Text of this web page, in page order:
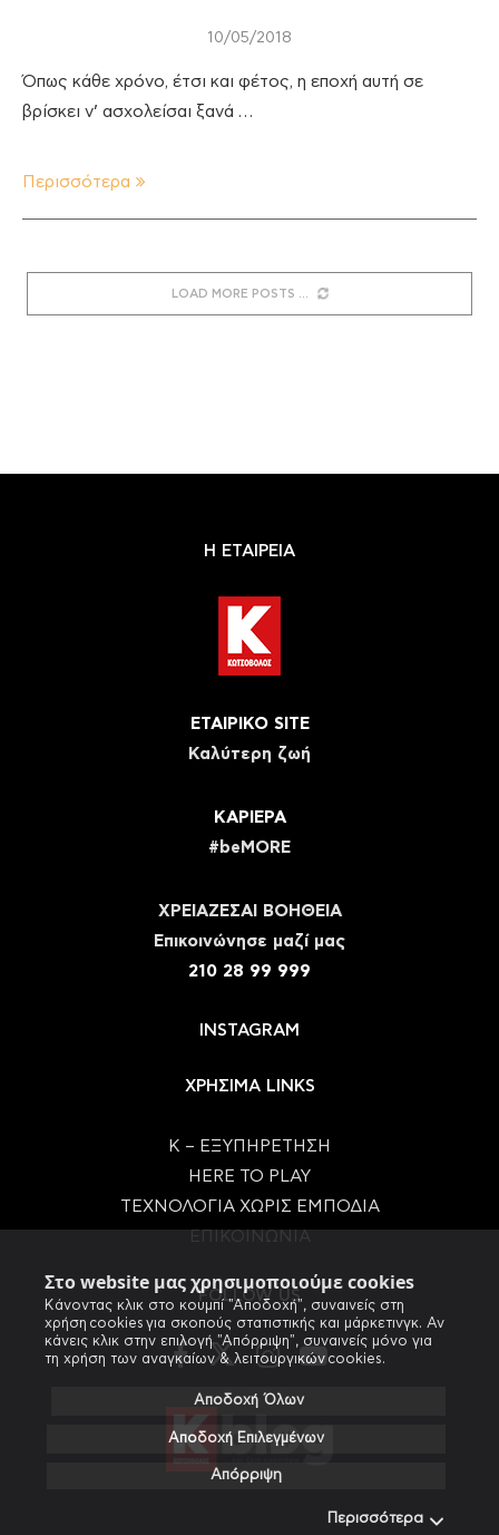
Στο website μας χρησιμοποιούμε cookies
Κάνοντας κλικ στο κουμπί "Αποδοχή", συναινείς στη
χρήση cookies για σκοπούς στατιστικής και μάρκετινγκ. Αν
κάνεις κλικ στην επιλογή "Απόρριψη", συναινείς μόνο για
τη χρήση των αναγκαίων & λειτουργικών cookies.
Αποδοχή Όλων
Αποδοχή Επιλεγμένων
Απόρριψη
Περισσότερα
10/05/2018
Όπως κάθε χρόνο, έτσι και φέτος, η εποχή αυτή σε
βρίσκει ν’ ασχολείσαι ξανά …
Περισσότερα
LOAD MORE POSTS
Η ΕΤΑΙΡΕΙΑ
ΕΤΑΙΡΙΚΟ SITE
Καλύτερη ζωή
ΚΑΡΙΕΡΑ
#beMORE
ΧΡΕΙΑΖΕΣΑΙ ΒΟΗΘΕΙΑ
Eπικοινώνησε μαζί μας
210 28 99 999
INSTAGRAM
ΧΡΗΣΙΜΑ LINKS
Κ – ΕΞΥΠΗΡΕΤΗΣΗ
HERE TO PLAY
ΤΕΧΝΟΛΟΓΙΑ ΧΩΡΙΣ ΕΜΠΟΔΙΑ
FOLLOW US